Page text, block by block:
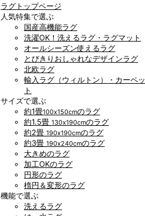
ラグトップページ
人気特集で選ぶ
国産高機能ラグ
洗濯OK！洗えるラグ・ラグマット
オールシーズン使えるラグ
とびきりおしゃれなデザインラグ
北欧ラグ
輸入ラグ（ウィルトン）・カーペッ
ト
サイズで選ぶ
約1畳100x150cmのラグ
約1.5畳 130x190cmのラグ
約2畳 190x190cmのラグ
約3畳 190x240cmのラグ
大きめのラグ
加工OKのラグ
円形のラグ
楕円＆変形のラグ
機能で選ぶ
洗えるラグ